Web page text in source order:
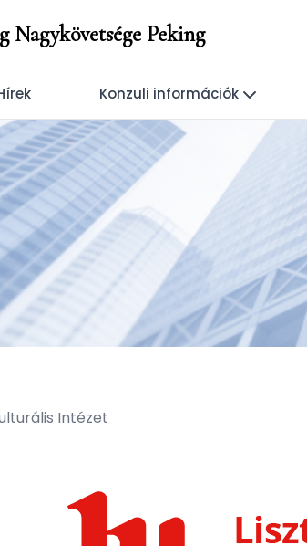
Nagykövetsége Peking
Konzuli információk
Intézet